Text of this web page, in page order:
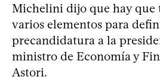
Michelini dijo que hay que
varios elementos para
precandidatura a la
ministro de Economía y
Astori.